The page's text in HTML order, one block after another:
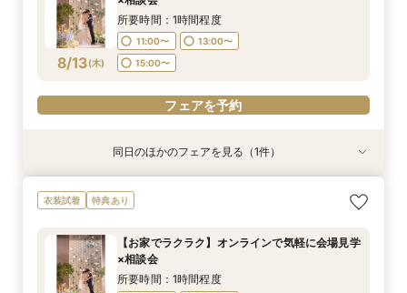
8/12(水)
フェアを予約
8/13(木)
所要時間：1時間程度
11:00〜
13:00〜
15:00〜
フェアを予約
8/13(木)
＼サクッと60分で結婚式のことがわかる／時短
ウエディングフェア
9:30〜
同日のほかのフェアを見る（1件）
衣装試着 特典あり
【お家でラクラク】オンラインで気軽に会場見学
×相談会
所要時間：1時間程度